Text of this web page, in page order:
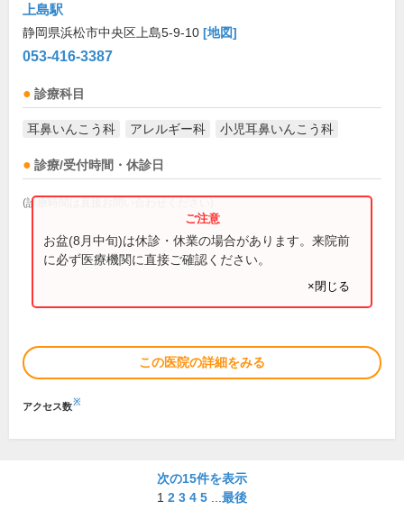
上島駅
静岡県浜松市中央区上島5-9-10 [地図]
053-416-3387
診療科目
耳鼻いんこう科 アレルギー科 小児耳鼻いんこう科
診療/受付時間・休診日
(診療時間は直接お問い合わせください)
お盆(8月中旬)は休診・休業の場合があります。来院前
に必ず医療機関に直接ご確認ください。
×閉じる
この医院の詳細をみる
アクセス数※
次の15件を表示
1 2 3 4 5
最後